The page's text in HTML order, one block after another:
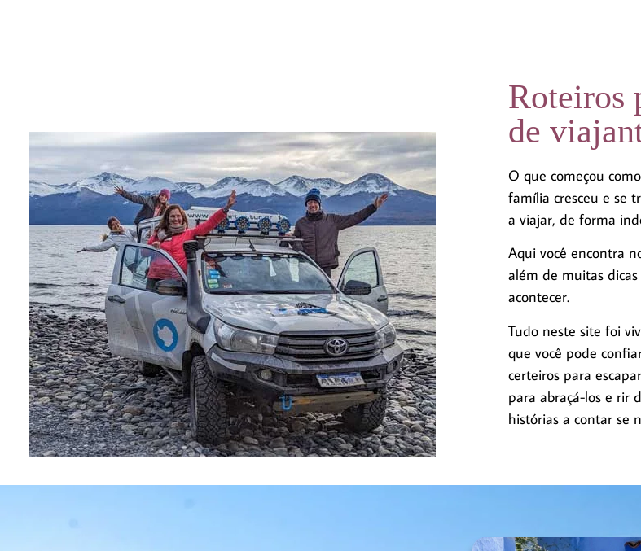
Roteiros
de
O que começou
família cresceu e se
a viajar, de forma
Aqui você encontra
além de muitas
acontecer.
Tudo neste site foi
que você pode
certeiros para
para abraçá-los e rir
histórias a contar se